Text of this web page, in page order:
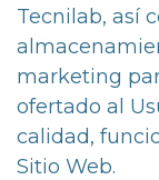
Tecnilab, así
marketing
ofertado al
calidad,
Sitio Web.